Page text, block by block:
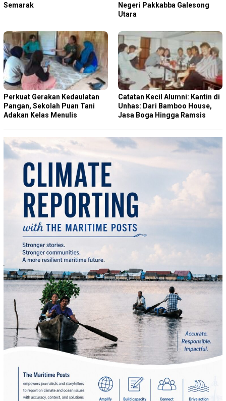
Semarak
Negeri Pakkabba Galesong
Utara
Perkuat Gerakan Kedaulatan
Pangan, Sekolah Puan Tani
Adakan Kelas Menulis
Catatan Kecil Alumni: Kantin di
Unhas: Dari Bamboo House,
Jasa Boga Hingga Ramsis